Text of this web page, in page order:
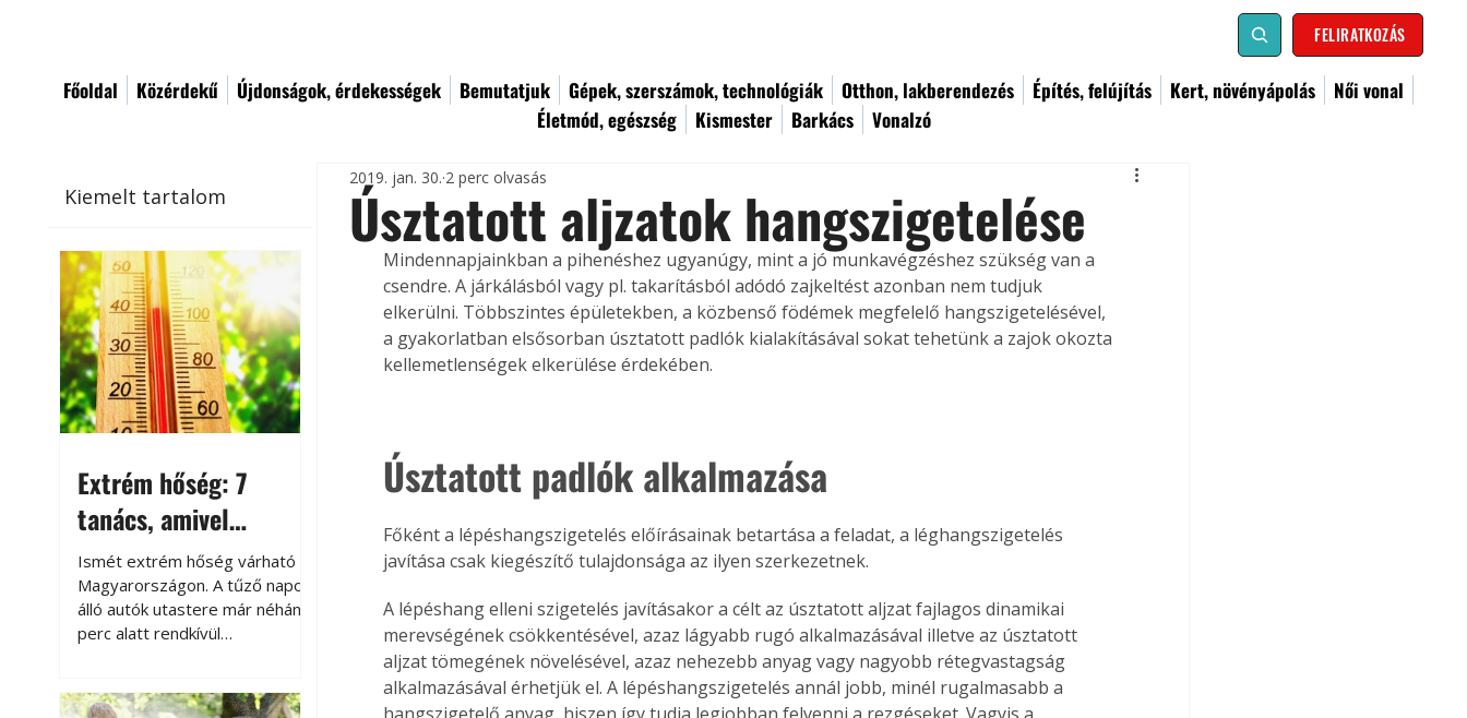
FELIRATKOZÁS
Főoldal Közérdekű Újdonságok, érdekességek Bemutatjuk Gépek, szerszámok, technológiák Otthon, lakberendezés Építés, felújítás Kert, növényápolás
Női vonal
Életmód, egészség
Kismester Barkács Vonalzó
Kiemelt tartalom
Extrém hőség: 7
tanács, amivel
megóvhatjuk
autónkat a nyári
károktól
Ismét extrém hőség várható
Magyarországon. A tűző napon
álló autók utastere már néhány
perc alatt rendkívül
megközelítheti. Ez nemcsak a
Úsztatott aljzatok hangszigetelése
2019. jan. 30. 2 perc olvasás
Mindennapjainkban a pihenéshez ugyanúgy, mint a jó munkavégzéshez szükség van a
csendre. A járkálásból vagy pl. takarításból adódó zajkeltést azonban nem tudjuk
elkerülni. Többszintes épületekben, a közbenső födémek megfelelő hangszigetelésével,
a gyakorlatban elsősorban úsztatott padlók kialakításával sokat tehetünk a zajok okozta
kellemetlenségek elkerülése érdekében.
Úsztatott padlók alkalmazása
Főként a lépéshangszigetelés előírásainak betartása a feladat, a léghangszigetelés
javítása csak kiegészítő tulajdonsága az ilyen szerkezetnek.
A lépéshang elleni szigetelés javításakor a célt az úsztatott aljzat fajlagos dinamikai
merevségének csökkentésével, azaz lágyabb rugó alkalmazásával illetve az úsztatott
aljzat tömegének növelésével, azaz nehezebb anyag vagy nagyobb rétegvastagság
alkalmazásával érhetjük el. A lépéshangszigetelés annál jobb, minél rugalmasabb a
hangszigetelő anyag, hiszen így tudja legjobban felvenni a rezgéseket. Vagyis a